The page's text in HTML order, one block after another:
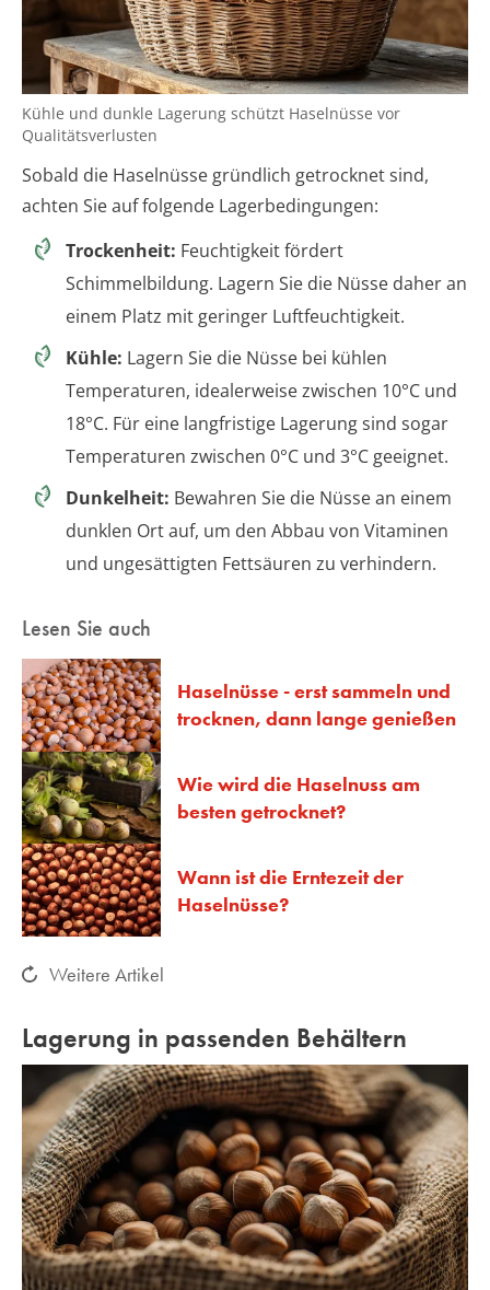
Kühle und dunkle Lagerung schützt Haselnüsse vor
Qualitätsverlusten
Sobald die Haselnüsse gründlich getrocknet sind,
achten Sie auf folgende Lagerbedingungen:
Trockenheit: Feuchtigkeit fördert
Schimmelbildung. Lagern Sie die Nüsse daher an
einem Platz mit geringer Luftfeuchtigkeit.
Kühle: Lagern Sie die Nüsse bei kühlen
Temperaturen, idealerweise zwischen 10°C und
18°C. Für eine langfristige Lagerung sind sogar
Temperaturen zwischen 0°C und 3°C geeignet.
Dunkelheit: Bewahren Sie die Nüsse an einem
dunklen Ort auf, um den Abbau von Vitaminen
und ungesättigten Fettsäuren zu verhindern.
Lesen Sie auch
Haselnüsse - erst sammeln und
trocknen, dann lange genießen
Wie wird die Haselnuss am
besten getrocknet?
Wann ist die Erntezeit der
Haselnüsse?
Weitere Artikel
Lagerung in passenden Behältern